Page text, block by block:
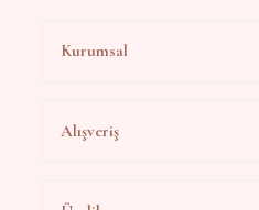
Kurumsal
Alışveriş